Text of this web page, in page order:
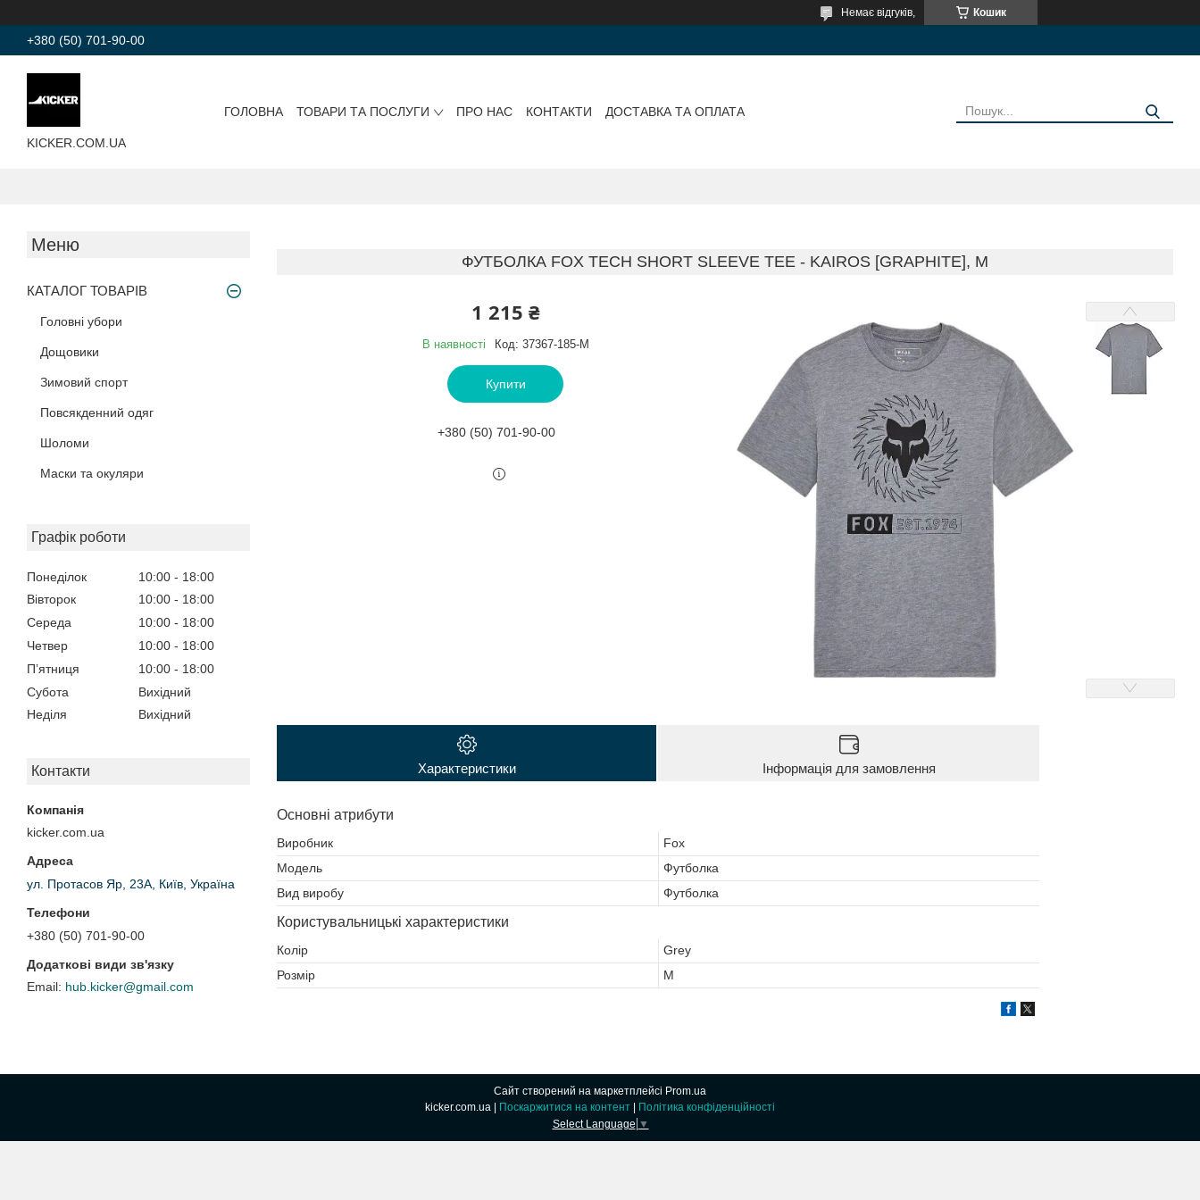
Кошик
Немає відгуків,
+380 (50) 701-90-00
KICKER.COM.UA
ГОЛОВНА ТОВАРИ ТА ПОСЛУГИ ПРО НАС КОНТАКТИ ДОСТАВКА ТА ОПЛАТА
КАТАЛОГ ТОВАРІВ
Головні убори
Дощовики
Зимовий спорт
Повсякденний одяг
Шоломи
Маски та окуляри
Графік роботи
Понеділок 10:00
18:00
Вівторок
10:00
18:00
Середа
10:00
18:00
Четвер
10:00
18:00
Пʼятниця
10:00
18:00
Субота
Вихідний
Неділя
Вихідний
Контакти
kicker.com.ua
ул. Протасов Яр, 23А, Київ, Україна
+380 (50) 701-90-00
hub.kicker@gmail.com
ФУТБОЛКА FOX TECH SHORT SLEEVE TEE - KAIROS [GRAPHITE], M
1 215 ₴
В наявності Код: 37367-185-M
Купити
+380 (50) 701-90-00
Характеристики Інформація для замовлення
Основні атрибути
Виробник
Fox
Модель
Футболка
Вид виробу
Футболка
Користувальницькі характеристики
Колір
Grey
Розмір
M
Сайт створений на маркетплейсі Prom.ua
kicker.com.ua | Поскаржитися на контент | Політика конфіденційності
Select Language ▼